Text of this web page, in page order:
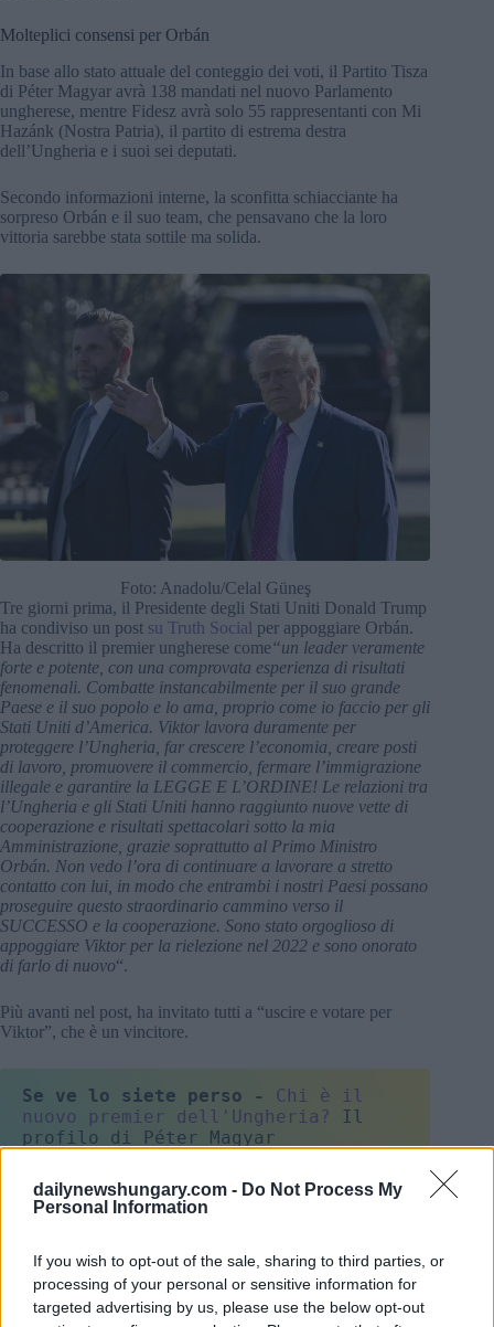
dailynewshungary.com - Do Not Process My
Personal Information
If you wish to opt-out of the sale, sharing to third parties, or
processing of your personal or sensitive information for
targeted advertising by us, please use the below opt-out
Molteplici consensi per Orbán
In base allo stato attuale del conteggio dei voti, il Partito Tisza
di Péter Magyar avrà 138 mandati nel nuovo Parlamento
ungherese, mentre Fidesz avrà solo 55 rappresentanti con Mi
Hazánk (Nostra Patria), il partito di estrema destra
dell’Ungheria e i suoi sei deputati.
Secondo informazioni interne, la sconfitta schiacciante ha
sorpreso Orbán e il suo team, che pensavano che la loro
vittoria sarebbe stata sottile ma solida.
Foto: Anadolu/Celal Güneş
Tre giorni prima, il Presidente degli Stati Uniti Donald Trump
ha condiviso un post su Truth Social per appoggiare Orbán.
Ha descritto il premier ungherese come“un leader veramente
forte e potente, con una comprovata esperienza di risultati
fenomenali. Combatte instancabilmente per il suo grande
Paese e il suo popolo e lo ama, proprio come io faccio per gli
Stati Uniti d’America. Viktor lavora duramente per
proteggere l’Ungheria, far crescere l’economia, creare posti
di lavoro, promuovere il commercio, fermare l’immigrazione
illegale e garantire la LEGGE E L’ORDINE! Le relazioni tra
l’Ungheria e gli Stati Uniti hanno raggiunto nuove vette di
cooperazione e risultati spettacolari sotto la mia
Amministrazione, grazie soprattutto al Primo Ministro
Orbán. Non vedo l’ora di continuare a lavorare a stretto
contatto con lui, in modo che entrambi i nostri Paesi possano
proseguire questo straordinario cammino verso il
SUCCESSO e la cooperazione. Sono stato orgoglioso di
appoggiare Viktor per la rielezione nel 2022 e sono onorato
di farlo di nuovo“.
Più avanti nel post, ha invitato tutti a “uscire e votare per
Viktor”, che è un vincitore.
Se ve lo siete perso -
Chi è il
nuovo premier dell'Ungheria?
Il
profilo di Péter Magyar
Trump è rimasto in silenzio
si è rifiutato di visitare l’Ungheria per sostenere Orbán.
Sebbene ci fosse l’intenzione di accogliere il Presidente il 15
marzo o più tardi, solo il Vicepresidente JD Vance è venuto la